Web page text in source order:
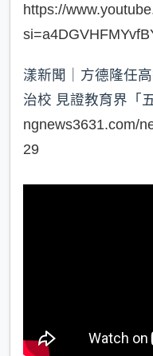
https://
漾新聞｜方德隆任
治校 見證教育界「
ngnews3631.com/
29